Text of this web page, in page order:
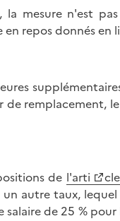
mesure n'est
repos donnés en
remplacement,
de l'arti
autre taux,
de 25 %